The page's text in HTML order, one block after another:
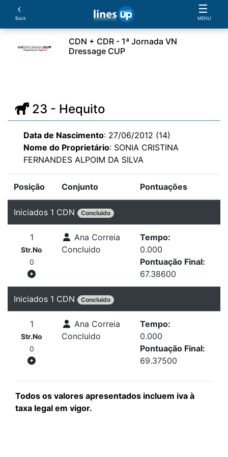
‹
Back
☰
MENU
CDN + CDR - 1ª Jornada VN
Dressage CUP
23 - Hequito
Data de Nascimento: 27/06/2012 (14)
Nome do Proprietário: SONIA CRISTINA
FERNANDES ALPOIM DA SILVA
Posição Conjunto Pontuações
Iniciados 1 CDN Concluido
1
Str.No
0
Ana Correia
Concluido
Tempo:
0.000
Pontuação Final:
67.38600
Iniciados 1 CDN Concluido
1
Str.No
0
Ana Correia
Concluido
Tempo:
0.000
Pontuação Final:
69.37500
Todos os valores apresentados incluem iva à
taxa legal em vigor.